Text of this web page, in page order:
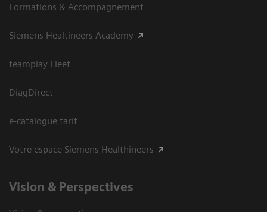
Formations & Accompagnement
Siemens Healtineers Academy
teamplay Fleet
DiagDirect
e-catalogue tarif
Votre espace Siemens Healthineers
Vision ​& Perspectives